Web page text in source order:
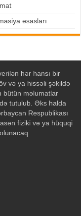
əsasları
hər hansı bir
və ya hissəli şəkildə
bütün məlumatlar
tutulub. Əks halda
Respublikası
fiziki və ya hüquqi